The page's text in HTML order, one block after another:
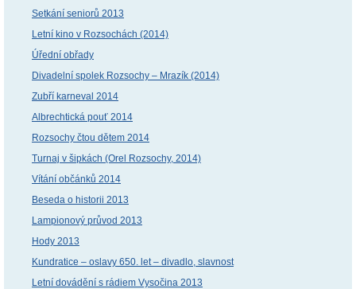
Setkání seniorů 2013
Letní kino v Rozsochách (2014)
Úřední obřady
Divadelní spolek Rozsochy – Mrazík (2014)
Zubří karneval 2014
Albrechtická pouť 2014
Rozsochy čtou dětem 2014
Turnaj v šipkách (Orel Rozsochy, 2014)
Vítání občánků 2014
Beseda o historii 2013
Lampionový průvod 2013
Hody 2013
Kundratice – oslavy 650. let – divadlo, slavnost
Letní dovádění s rádiem Vysočina 2013